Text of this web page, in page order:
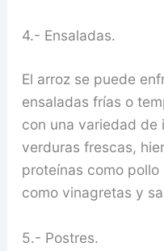
4.- Ensaladas.
El arroz se puede
ensaladas frías o
con una variedad de
verduras frescas,
proteínas como
como vinagretas y
5.- Postres.